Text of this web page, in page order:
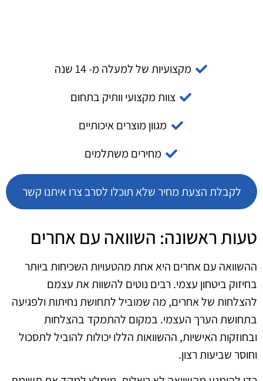
מקצועיות של למעלה מ- 14 שנה
צוות מקצועי וותיק בתחום
מגוון מוצרים איכותיים
מחירים משתלמים
לקבלת הצעת מחיר שלא תוכלו לסרב צרו איתנו קשר
טעות ראשונה: השוואה עם אחרים
ההשוואה עם אחרים היא אחת מהטעויות השכיחות ביותר
בחיזוק ביטחון עצמי. רבים נוטים להשוות את עצמם
להצלחות של אחרים, מה שמוביל לתחושת נחיתות ולפגיעה
בתחושת הערך העצמי. במקום להתמקד בהצלחות
ובחוזקות האישיות, ההשוואות הללו יכולות להוביל לתסכול
וחוסר שביעות רצון.